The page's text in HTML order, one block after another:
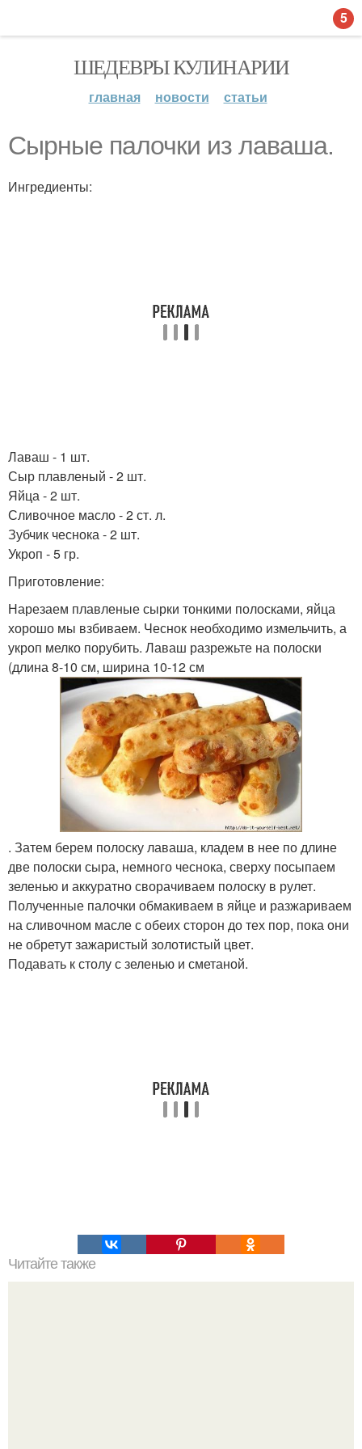
ШЕДЕВРЫ КУЛИНАРИИ
главная новости статьи
Сырные палочки из лаваша.
Ингредиенты:
Лаваш - 1 шт.
Сыр плавленый - 2 шт.
Яйца - 2 шт.
Сливочное масло - 2 ст. л.
Зубчик чеснока - 2 шт.
Укроп - 5 гр.
Приготовление:
Нарезаем плавленые сырки тонкими полосками, яйца
хорошо мы взбиваем. Чеснок необходимо измельчить, а
укроп мелко порубить. Лаваш разрежьте на полоски
(длина 8-10 см, ширина 10-12 см
. Затем берем полоску лаваша, кладем в нее по длине
две полоски сыра, немного чеснока, сверху посыпаем
зеленью и аккуратно сворачиваем полоску в рулет.
Полученные палочки обмакиваем в яйце и разжариваем
на сливочном масле с обеих сторон до тех пор, пока они
не обретут зажаристый золотистый цвет.
Подавать к столу с зеленью и сметаной.
Читайте также
5